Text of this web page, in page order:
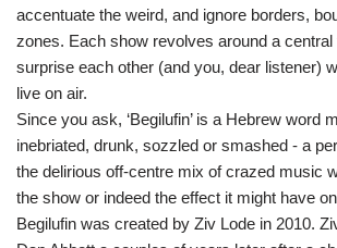
accentuate the weird, and ignore borders,
zones. Each show revolves around a
surprise each other (and you, dear listener)
live on air.
Since you ask, ‘Begilufin’ is a Hebrew word
inebriated, drunk, sozzled or smashed - a
the delirious off-centre mix of crazed music
the show or indeed the effect it might have
Begilufin was created by Ziv Lode in 2010.